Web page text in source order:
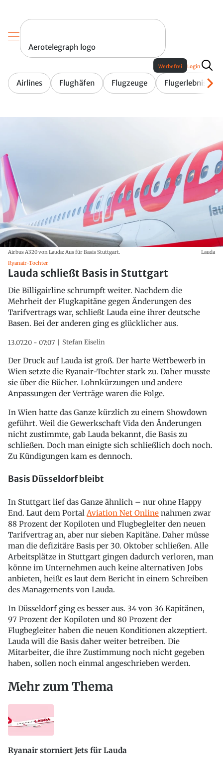
Aerotelegraph logo
Airlines Flughäfen Flugzeuge Flugerlebnis
Werbefrei Login
Airbus A320 von Lauda: Aus für Basis Stuttgart.
Lauda
Ryanair-Tochter
Lauda schließt Basis in Stuttgart
Die Billigairline schrumpft weiter. Nachdem die
Mehrheit der Flugkapitäne gegen Änderungen des
Tarifvertrags war, schließt Lauda eine ihrer deutsche
Basen. Bei der anderen ging es glücklicher aus.
13.07.20 - 07:07 Stefan Eiselin
Der Druck auf Lauda ist groß. Der harte Wettbewerb in
Wien setzte die Ryanair-Tochter stark zu. Daher musste
sie über die Bücher. Lohnkürzungen und andere
Anpassungen der Verträge waren die Folge.
In Wien hatte das Ganze kürzlich zu einem Showdown
geführt. Weil die Gewerkschaft Vida den Änderungen
nicht zustimmte, gab Lauda bekannt, die Basis zu
schließen. Doch man einigte sich schließlich doch noch.
Zu Kündigungen kam es dennoch.
Basis Düsseldorf bleibt
In Stuttgart lief das Ganze ähnlich – nur ohne Happy
End. Laut dem Portal Aviation Net Online nahmen zwar
88 Prozent der Kopiloten und Flugbegleiter den neuen
Tarifvertrag an, aber nur sieben Kapitäne. Daher müsse
man die defizitäre Basis per 30. Oktober schließen. Alle
Arbeitsplätze in Stuttgart gingen dadurch verloren, man
könne im Unternehmen auch keine alternativen Jobs
anbieten, heißt es laut dem Bericht in einem Schreiben
des Managements von Lauda.
In Düsseldorf ging es besser aus. 34 von 36 Kapitänen,
97 Prozent der Kopiloten und 80 Prozent der
Flugbegleiter haben die neuen Konditionen akzeptiert.
Lauda will die Basis daher weiter betreiben. Die
Mitarbeiter, die ihre Zustimmung noch nicht gegeben
haben, sollen noch einmal angeschrieben werden.
Mehr zum Thema
Ryanair storniert Jets für Lauda